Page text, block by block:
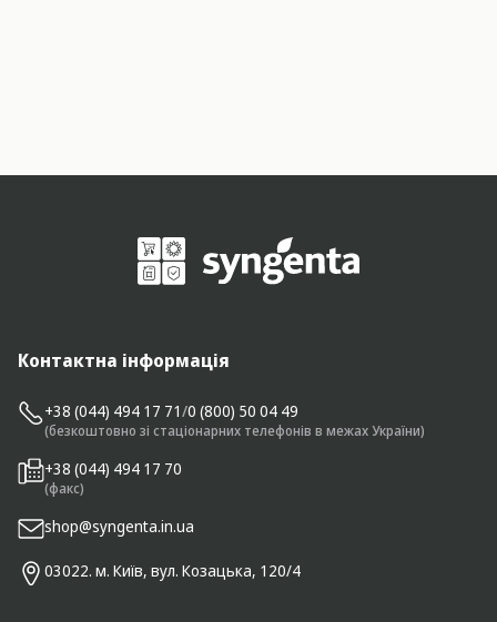
Контактна інформація
+38 (044) 494 17 71/0 (800) 50 04 49
(безкоштовно зі стаціонарних телефонів в межах України)
+38 (044) 494 17 70
(факс)
shop@syngenta.in.ua
03022. м. Київ, вул. Козацька, 120/4